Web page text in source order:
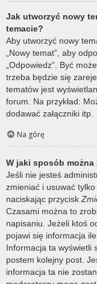
Jak utworzyć nowy
temacie?
Aby utworzyć nowy
„Nowy temat”, aby
„Odpowiedz”. Być
trzeba będzie się
tematów jest
forum. Na przykład:
dodawać załączniki itp.
Na górę
W jaki sposób
Jeśli nie jesteś
zmieniać i usuwać
naciskając przycisk
Czasami można to
napisaniu. Jeżeli ktoś
pojawi się informacja
Informacja ta wyświetli
postem kolejny post.
informacja ta nie